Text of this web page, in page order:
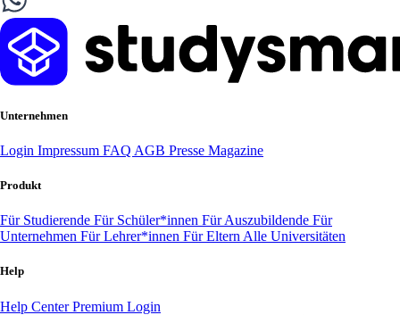
Unternehmen
Login Impressum FAQ AGB Presse Magazine
Produkt
Für Studierende Für Schüler*innen Für Auszubildende Für
Unternehmen Für Lehrer*innen Für Eltern Alle Universitäten
Help
Help CenterPremium Login